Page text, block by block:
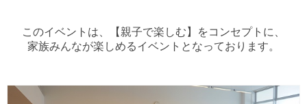
このイベントは、【親子で楽しむ】をコンセプトに、
家族みんなが楽しめるイベントとなっております。